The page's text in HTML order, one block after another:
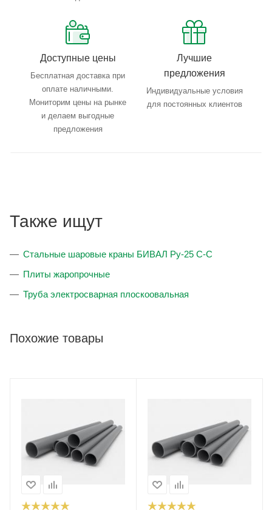
Доступные цены
Бесплатная доставка при
оплате наличными.
Мониторим цены на рынке
и делаем выгодные
предложения
Лучшие
предложения
Индивидуальные условия
для постоянных клиентов
Также ищут
Стальные шаровые краны БИВАЛ Ру-25 С-С
Плиты жаропрочные
Труба электросварная плоскоовальная
Похожие товары